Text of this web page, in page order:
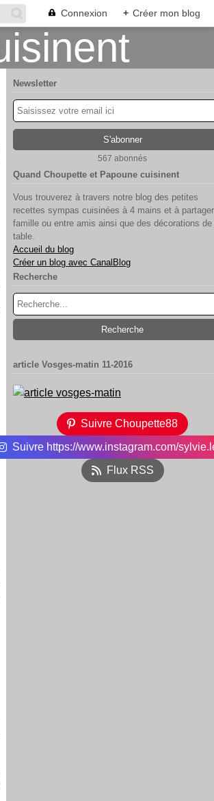
Connexion + Créer mon blog
Newsletter
567 abonnés
Quand Choupette et Papoune cuisinent
Vous trouverez à travers notre blog des petites
recettes sympas cuisinées à 4 mains et à
famille ou entre amis ainsi que des décorations de
table.
Accueil du blog
Créer un blog avec CanalBlog
Recherche
article Vosges-matin 11-2016
Suivre Choupette88
Suivre https://www.instagram.com/
Flux RSS